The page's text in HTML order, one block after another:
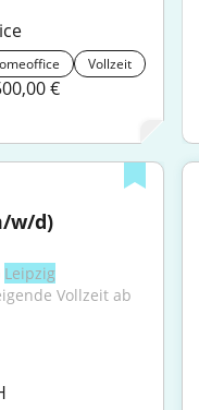
Vollzeit
€
w/d)
Leipzig
Vollzeit ab